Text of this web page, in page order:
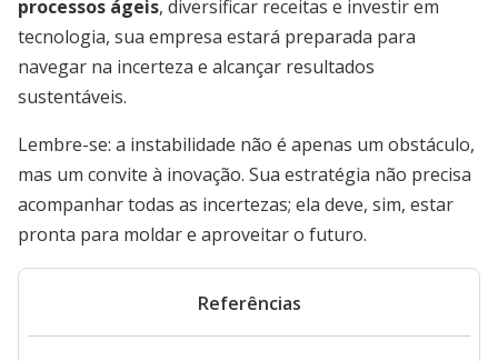
processos ágeis, diversificar receitas e investir em
tecnologia, sua empresa estará preparada para
navegar na incerteza e alcançar resultados
sustentáveis.
Lembre-se: a instabilidade não é apenas um obstáculo,
mas um convite à inovação. Sua estratégia não precisa
acompanhar todas as incertezas; ela deve, sim, estar
pronta para moldar e aproveitar o futuro.
Referências